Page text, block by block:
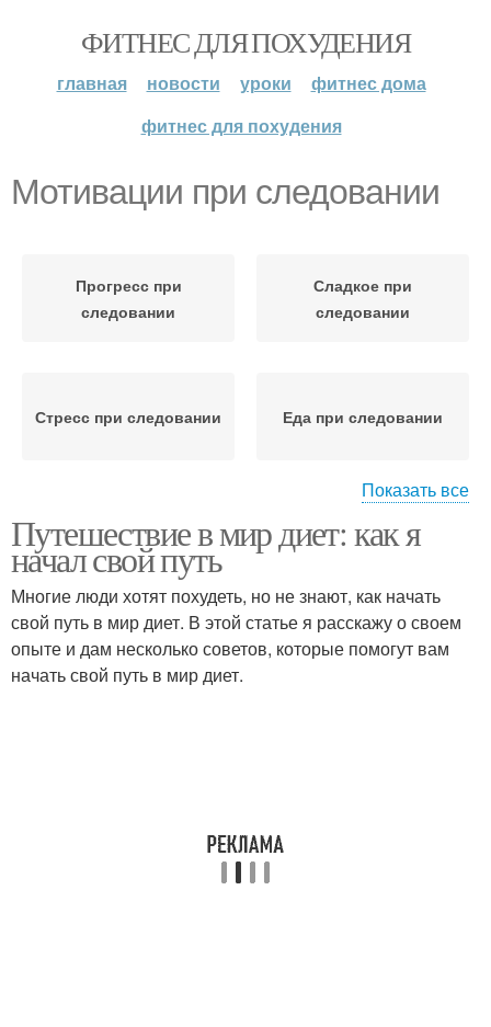
ФИТНЕС ДЛЯ ПОХУДЕНИЯ
главная новости уроки
фитнес дома
фитнес для похудения
Мотивации при следовании
Прогресс при
следовании
Сладкое при
следовании
Стресс при следовании Еда при следовании
протяжении
Показать все
Путешествие в мир диет: как я
начал свой путь
Многие люди хотят похудеть, но не знают, как начать
свой путь в мир диет. В этой статье я расскажу о своем
опыте и дам несколько советов, которые помогут вам
начать свой путь в мир диет.